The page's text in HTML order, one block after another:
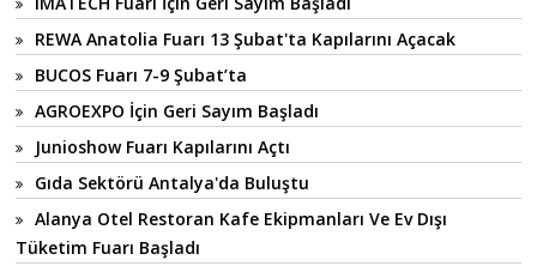
REWA Anatolia Fuarı 13 Şubat'ta Kapılarını Açacak
BUCOS Fuarı 7-9 Şubat’ta
AGROEXPO İçin Geri Sayım Başladı
Junioshow Fuarı Kapılarını Açtı
Gıda Sektörü Antalya'da Buluştu
Alanya Otel Restoran Kafe Ekipmanları Ve Ev Dışı
Tüketim Fuarı Başladı